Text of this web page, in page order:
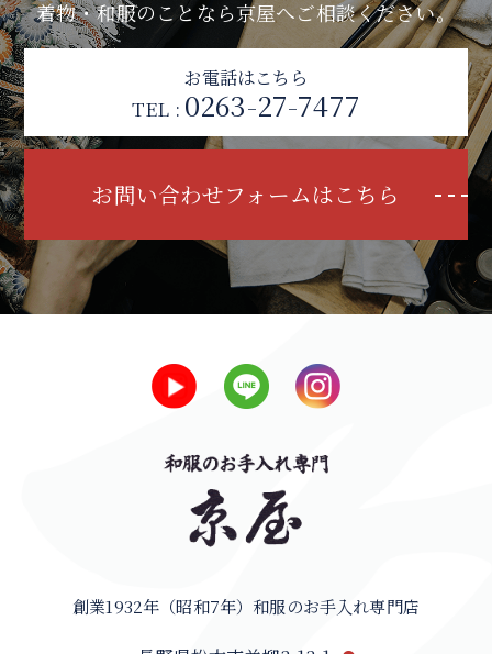
着物・和服のことなら京屋へご相談ください。
お電話はこちら
TEL : 0263-27-7477
お問い合わせフォームはこちら
創業1932年（昭和7年）和服のお手入れ専門店